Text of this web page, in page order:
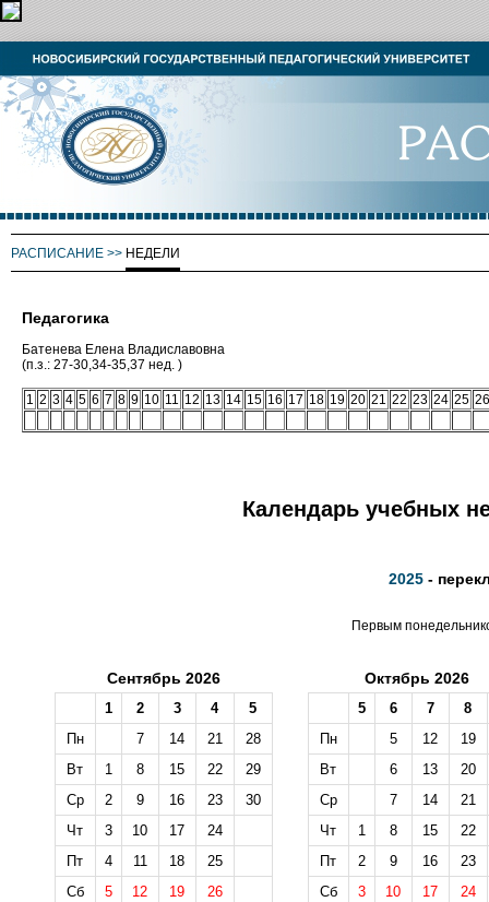
РАСПИСАНИЕ >> НЕДЕЛИ
Педагогика
Батенева Елена Владиславовна
(п.з.: 27-30,34-35,37 нед. )
1 2 3 4 5 6 7 8 9 10 11 12 13 14 15 16 17 18 19 20 21 22 23 24 25 26
Календарь учебных
2025 -
Первым
Сентябрь 2026
1 2 3 4
5
Пн
7 14 21
28
Вт
1 8 15 22
29
Ср
2 9 16 23
30
Чт
3 10 17
24
Пт
4 11 18
25
Сб
5 12 19
26
Октябрь 2026
5 6 7
8
Пн
5 12
19
Вт
6 13
20
Ср
7 14
21
Чт
1 8 15
22
Пт
2 9 16
23
Сб
3 10 17
24